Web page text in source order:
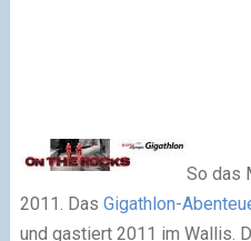
So das
2011. Das Gigathlon-
und gastiert 2011 im Wallis.